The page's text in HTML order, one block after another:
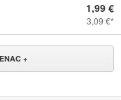
1,99 €
3,09 €
+